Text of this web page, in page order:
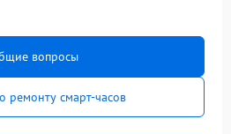
вопросы
ремонту смарт-часов